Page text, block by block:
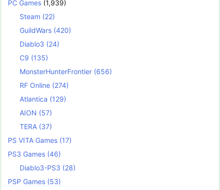
PC Games (1,939)
Steam (22)
GuildWars (420)
Diablo3 (24)
C9 (135)
MonsterHunterFrontier (656)
RF Online (274)
Atlantica (129)
AION (57)
TERA (37)
PS VITA Games (17)
PS3 Games (46)
Diablo3-PS3 (28)
PSP Games (53)